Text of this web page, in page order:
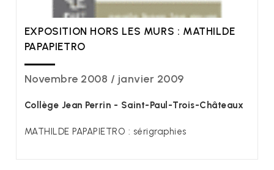
EXPOSITION HORS LES MURS : MATHILDE
PAPAPIETRO
Novembre 2008 / janvier 2009
Collège Jean Perrin - Saint-Paul-Trois-Châteaux
MATHILDE PAPAPIETRO : sérigraphies